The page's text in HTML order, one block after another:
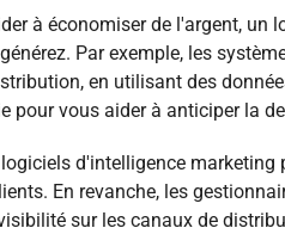
à économiser de l'argent,
Par exemple, les
en utilisant des
pour vous aider à anticiper la
d'intelligence
En revanche, les
sur les canaux de